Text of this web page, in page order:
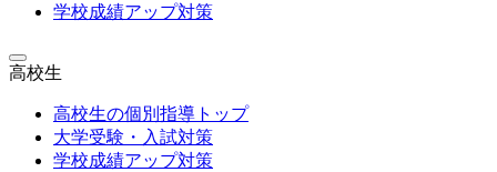
学校成績アップ対策
高校生
高校生の個別指導トップ
大学受験・入試対策
学校成績アップ対策